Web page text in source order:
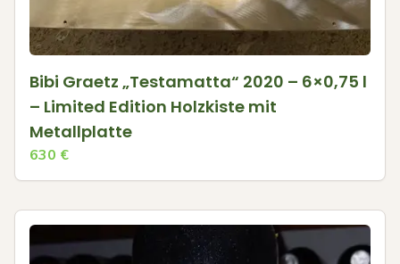
Bibi Graetz „Testamatta“ 2020 – 6×0,75 l
– Limited Edition Holzkiste mit
Metallplatte
630 €